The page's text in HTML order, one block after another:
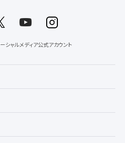
シャルメディア公式アカウント